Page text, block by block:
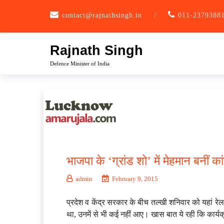
contact@rajnathsingh.in / 011-23793881
Rajnath Singh
Defence Minister of India
भाजपा के ‘ग्रांड शो’ में मेहमान बनीं
admin February 9, 2015
प्रदेश व केंद्र सरकार के बीच तल्खी शनिवार को यहां
था, उनमें से भी कई नहीं आए। खास बात ये रही कि